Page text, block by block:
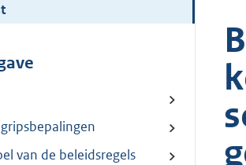
van de beleidsregels